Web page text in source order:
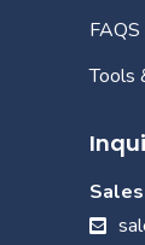
FAQS
Tools